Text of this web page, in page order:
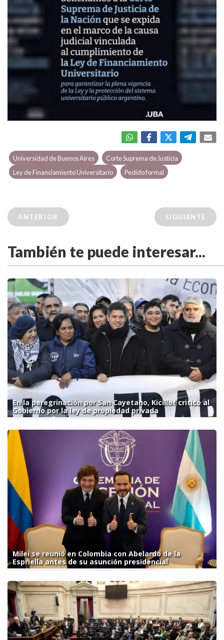
Universidad de Buenos Aires
Corte Suprema de Justicia
Ley de Financiamiento Universitario
Pedido formal
ANTERIOR SIGUIENTE
También te puede interesar...
En la peregrinación por San Cayetano, Kicillof criticó al
Gobierno por la ley de propiedad privada
Milei se reunió en Colombia con Abelardo de la
Espriella antes de su asunción presidencial